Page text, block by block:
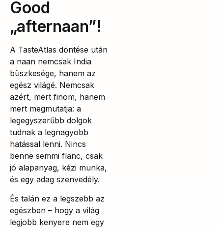
Good
„afternaan”!
A TasteAtlas döntése után
a naan nemcsak India
büszkesége, hanem az
egész világé. Nemcsak
azért, mert finom, hanem
mert megmutatja: a
legegyszerűbb dolgok
tudnak a legnagyobb
hatással lenni. Nincs
benne semmi flanc, csak
jó alapanyag, kézi munka,
és egy adag szenvedély.
És talán ez a legszebb az
egészben – hogy a világ
legjobb kenyere nem egy